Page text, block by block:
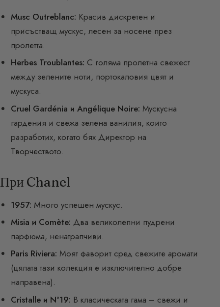
Musc Outreblanc: Красив дискретен и
присъстващ мускус, лесен за носене през
пролетта.
Herbes Troublantes: С голяма пролетна свежест
между зелените ноти, портокаловия цвят и
мускуса.
Cruel Gardénia и Angélique Noire: Мускусна
гардения и свежа зелена ванилия, които
разработих, когато бях Директор на
Творчеството.
При Chanel
1957: Много успешен мускус.
Misia и Comète: Два великолепни пудрени
парфюма, ненатрапчиви.
Paris Riviera: Моят фаворит сред свежите аромати
(цялата тази колекция е изключително добре
направена).
Cristalle и N°19: В класическата гама – свежи и